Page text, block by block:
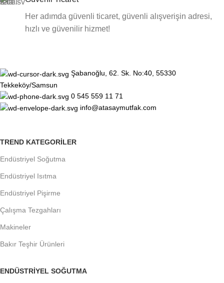
Her adımda güvenli ticaret, güvenli alışverişin adresi,
hızlı ve güvenilir hizmet!
Şabanoğlu, 62. Sk. No:40, 55330
Tekkeköy/Samsun
0 545 559 11 71
info@atasaymutfak.com
TREND KATEGORILER
Endüstriyel Soğutma
Endüstriyel Isıtma
Endüstriyel Pişirme
Çalışma Tezgahları
Makineler
Bakır Teşhir Ürünleri
ENDÜSTRIYEL SOĞUTMA